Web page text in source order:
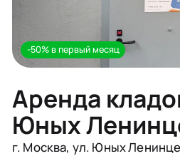
Аренда
Юных
г. Москва, ул. Юных
-50% в первый месяц